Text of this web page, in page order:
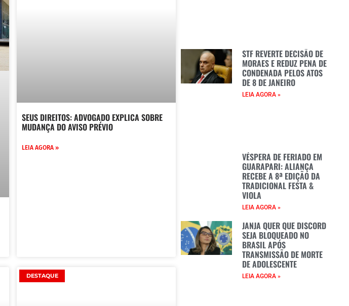
SEUS DIREITOS: ADVOGADO EXPLICA SOBRE
MUDANÇA DO AVISO PRÉVIO
LEIA AGORA »
DESTAQUE
STF REVERTE DECISÃO DE
MORAES E REDUZ PENA DE
CONDENADA PELOS ATOS
DE 8 DE JANEIRO
LEIA AGORA »
VÉSPERA DE FERIADO EM
GUARAPARI: ALIANÇA
RECEBE A 8ª EDIÇÃO DA
TRADICIONAL FESTA &
VIOLA
LEIA AGORA »
JANJA QUER QUE DISCORD
SEJA BLOQUEADO NO
BRASIL APÓS
TRANSMISSÃO DE MORTE
DE ADOLESCENTE
LEIA AGORA »